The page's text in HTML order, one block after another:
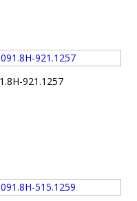
921.1257